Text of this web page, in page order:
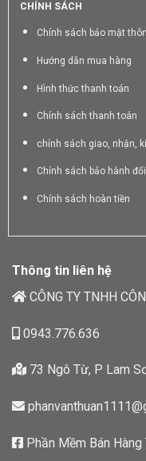
CHÍNH SÁCH
Chính sách bảo mật
Hướng dẫn mua hàng
Hình thức thanh toán
Chính sách thanh toán
chính sách giao, nhận,
Chính sách bảo hành
Chính sách hoàn tiền
Thông tin liên hệ
CÔNG TY TNHH
0943.776.636
73 Ngô Từ, P Lam
Phần Mềm Bán Hàng